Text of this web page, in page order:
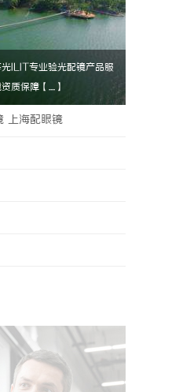
ILIT专业验光配镜产品服
质保障【....】
上海配眼镜